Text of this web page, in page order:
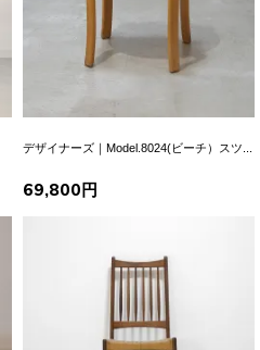
デザイナーズ｜Model.8024(ビーチ）スツ...
69,800円